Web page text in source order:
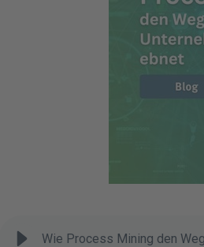
Wie Process Mining den